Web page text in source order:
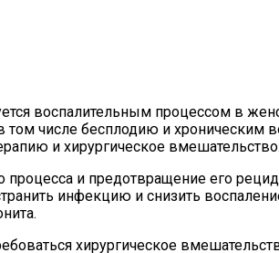
воспалительным процессом в
числе бесплодию и хроническим
и хирургическое вмешательство.
и предотвращение его
инфекцию и снизить
хирургическое